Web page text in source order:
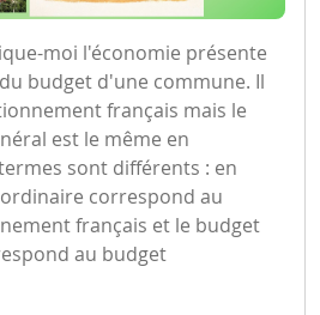
moi l'économie présente
budget d'une commune. Il
français mais le
est le même en
sont différents : en
correspond au
français et le budget
au budget